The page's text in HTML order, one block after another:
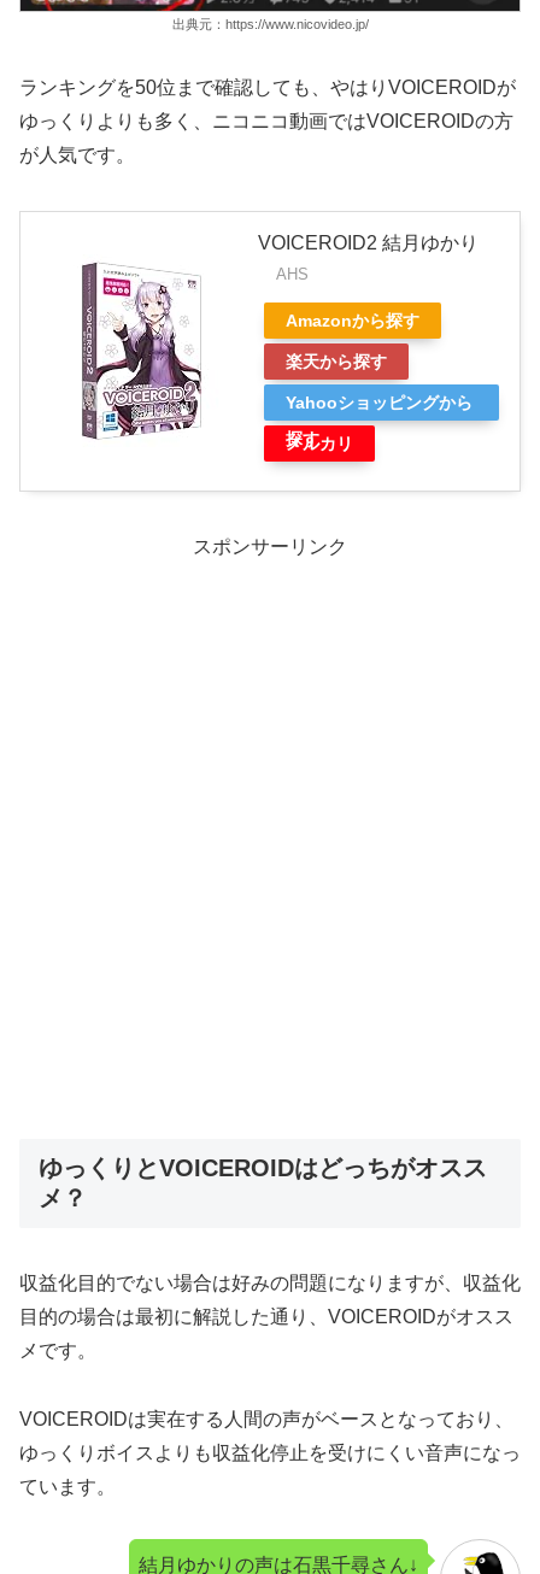
出典元：https://www.nicovideo.jp/
ランキングを50位まで確認しても、やはりVOICEROIDが
ゆっくりよりも多く、ニコニコ動画ではVOICEROIDの方
が人気です。
VOICEROID2 結月ゆかり
AHS
Amazonから探す
楽天から探す
Yahooショッピングから
探す
メルカリ
スポンサーリンク
ゆっくりとVOICEROIDはどっちがオスス
メ？
収益化目的でない場合は好みの問題になりますが、収益化
目的の場合は最初に解説した通り、VOICEROIDがオスス
メです。
VOICEROIDは実在する人間の声がベースとなっており、
ゆっくりボイスよりも収益化停止を受けにくい音声になっ
ています。
結月ゆかりの声は石黒千尋さん↓